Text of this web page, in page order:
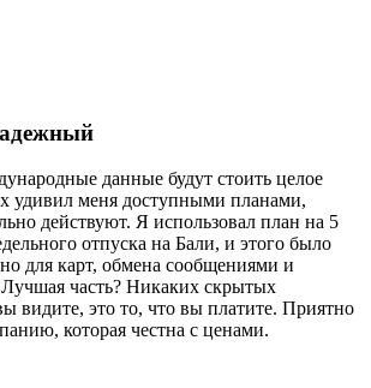
данные будут стоить целое
удивил меня доступными планами,
действуют. Я использовал план на 5
отпуска на Бали, и этого было
для карт, обмена сообщениями и
часть? Никаких скрытых
видите, это то, что вы платите. Приятно
которая честна с ценами.